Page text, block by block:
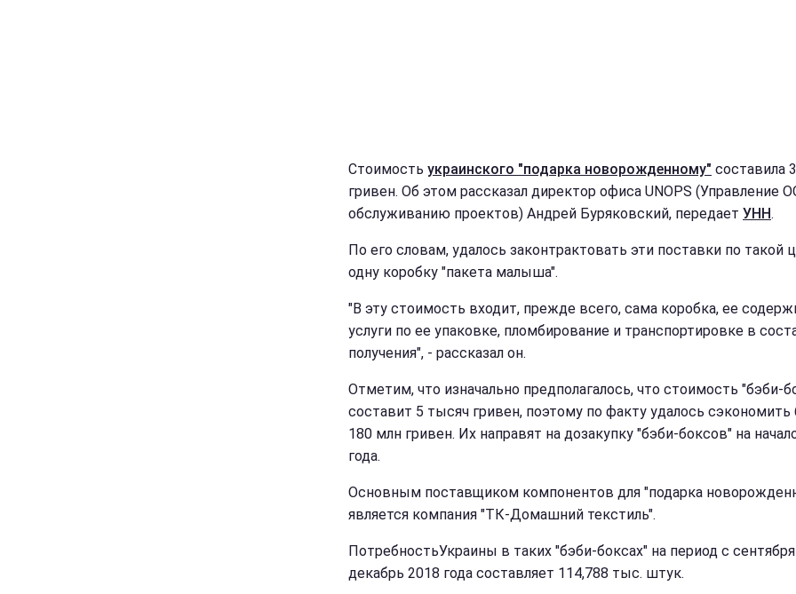
Стоимость украинского "подарка новорожденному" составила
гривен. Об этом рассказал директор офиса UNOPS (Управление
обслуживанию проектов) Андрей Буряковский, передает УНН.
По его словам, удалось законтрактовать эти поставки по такой
одну коробку "пакета малыша".
"В эту стоимость входит, прежде всего, сама коробка, ее
услуги по ее упаковке, пломбирование и транспортировке в
получения", - рассказал он.
Отметим, что изначально предполагалось, что стоимость "бэби-
составит 5 тысяч гривен, поэтому по факту удалось
180 млн гривен. Их направят на дозакупку "бэби-боксов" на
года.
Основным поставщиком компонентов для "подарка
является компания "ТК-Домашний текстиль".
ПотребностьУкраины в таких "бэби-боксах" на период с
декабрь 2018 года составляет 114,788 тыс. штук.